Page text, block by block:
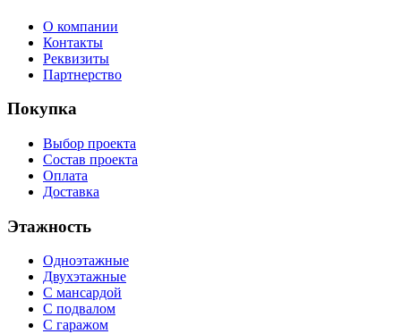
О компании
Контакты
Реквизиты
Партнерство
Покупка
Выбор проекта
Состав проекта
Оплата
Доставка
Этажность
Одноэтажные
Двухэтажные
С мансардой
С подвалом
С гаражом